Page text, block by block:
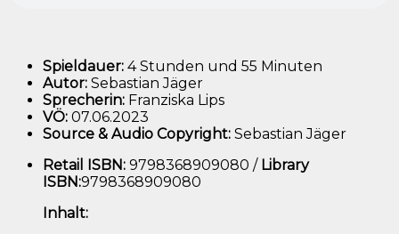
Spieldauer: 4 Stunden und 55 Minuten
Autor: Sebastian Jäger
Sprecherin: Franziska Lips
VÖ: 07.06.2023
Source & Audio Copyright: Sebastian Jäger
Retail ISBN: 9798368909080 / Library
ISBN:9798368909080
Inhalt: